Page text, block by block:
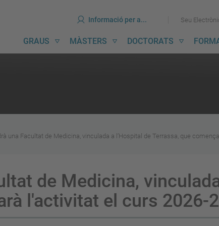
Ves
al
contingut
Ves
al
menú
Informació per a... Seu
GRAUS MÀSTERS DOCTORATS
una Facultat de Medicina, vinculada a l’Hospital de Terrassa, que
de Medicina,
l'activitat el curs 2026-